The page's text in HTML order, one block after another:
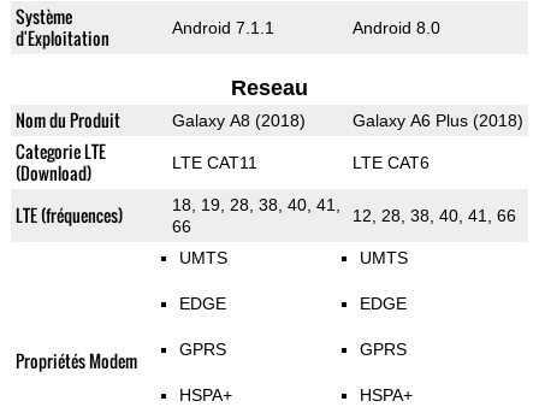
Système
d'Exploitation
Android 7.1.1 Android 8.0
Reseau
Nom du Produit Galaxy A8 (2018) Galaxy A6 Plus (2018)
Categorie LTE
(Download)
LTE CAT11 LTE CAT6
LTE (fréquences)
18, 19, 28, 38, 40, 41,
66
12, 28, 38, 40, 41, 66
Propriétés Modem
UMTS
EDGE
GPRS
HSPA+
UMTS
EDGE
GPRS
HSPA+